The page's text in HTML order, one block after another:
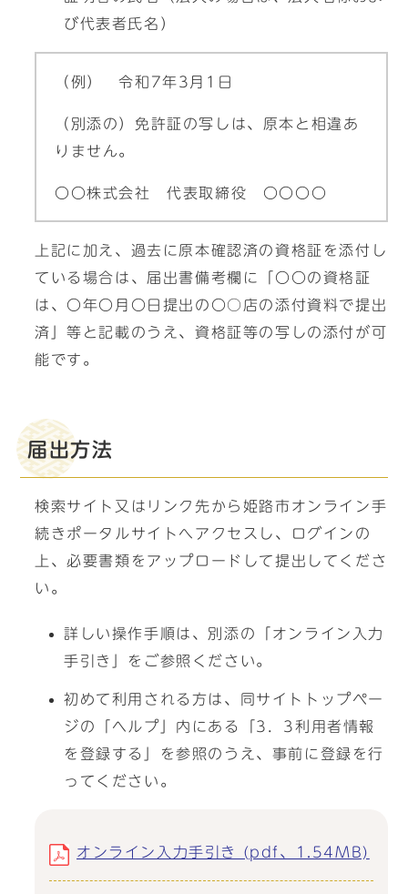
び代表者氏名）
（例） 令和7年3月1日
（別添の）免許証の写しは、原本と相違あ
りません。
〇〇株式会社 代表取締役 〇〇〇〇
上記に加え、過去に原本確認済の資格証を添付し
ている場合は、届出書備考欄に「〇〇の資格証
は、〇年〇月〇日提出の〇○店の添付資料で提出
済」等と記載のうえ、資格証等の写しの添付が可
能です。
届出方法
検索サイト又はリンク先から姫路市オンライン手
続きポータルサイトへアクセスし、ログインの
上、必要書類をアップロードして提出してくださ
い。
詳しい操作手順は、別添の「オンライン入力
手引き」をご参照ください。
初めて利用される方は、同サイトトップペー
ジの「ヘルプ」内にある「3．3利用者情報
を登録する」を参照のうえ、事前に登録を行
ってください。
オンライン入力手引き (pdf、1.54MB)